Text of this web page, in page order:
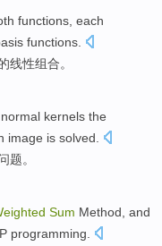
functions, each
functions.
线性组合。
normal kernels the
image is solved
题。
Sum Method and
programming